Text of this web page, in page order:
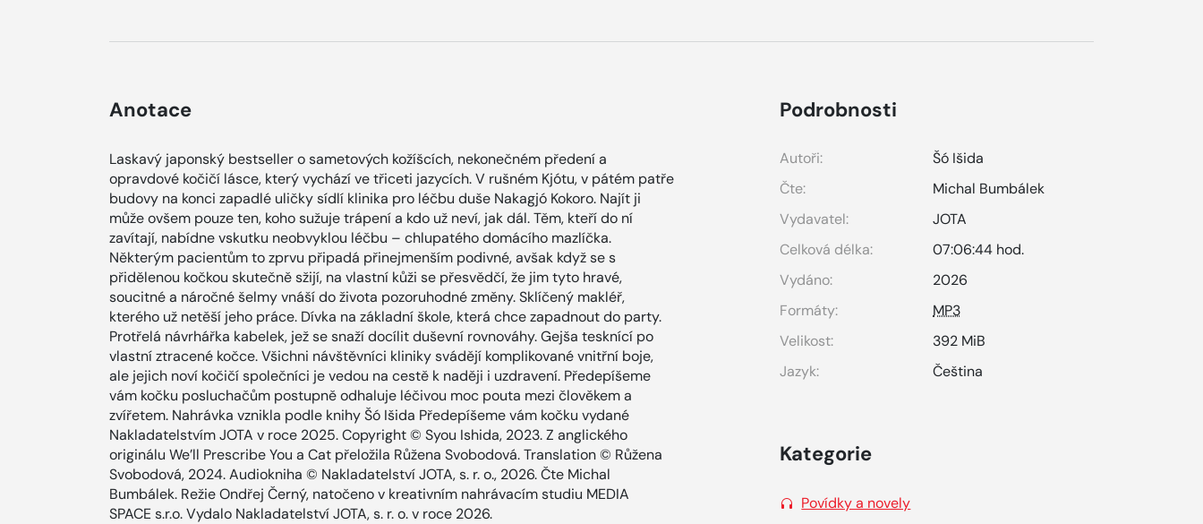
Anotace
Laskavý japonský bestseller o sametových kožíšcích, nekonečném předení a
opravdové kočičí lásce, který vychází ve třiceti jazycích. V rušném Kjótu, v pátém patře
budovy na konci zapadlé uličky sídlí klinika pro léčbu duše Nakagjó Kokoro. Najít ji
může ovšem pouze ten, koho sužuje trápení a kdo už neví, jak dál. Těm, kteří do ní
zavítají, nabídne vskutku neobvyklou léčbu – chlupatého domácího mazlíčka.
Některým pacientům to zprvu připadá přinejmenším podivné, avšak když se s
přidělenou kočkou skutečně sžijí, na vlastní kůži se přesvědčí, že jim tyto hravé,
soucitné a náročné šelmy vnáší do života pozoruhodné změny. Sklíčený makléř,
kterého už netěší jeho práce. Dívka na základní škole, která chce zapadnout do party.
Protřelá návrhářka kabelek, jež se snaží docílit duševní rovnováhy. Gejša tesknící po
vlastní ztracené kočce. Všichni návštěvníci kliniky svádějí komplikované vnitřní boje,
ale jejich noví kočičí společníci je vedou na cestě k naději i uzdravení. Předepíšeme
vám kočku posluchačům postupně odhaluje léčivou moc pouta mezi člověkem a
zvířetem. Nahrávka vznikla podle knihy Šó Išida Předepíšeme vám kočku vydané
Nakladatelstvím JOTA v roce 2025. Copyright © Syou Ishida, 2023. Z anglického
originálu We’ll Prescribe You a Cat přeložila Růžena Svobodová. Translation © Růžena
Svobodová, 2024. Audiokniha © Nakladatelství JOTA, s. r. o., 2026. Čte Michal
Bumbálek. Režie Ondřej Černý, natočeno v kreativním nahrávacím studiu MEDIA
SPACE s.r.o. Vydalo Nakladatelství JOTA, s. r. o. v roce 2026.
Podrobnosti
Autoři:
Šó Išida
Čte:
Michal Bumbálek
Vydavatel:
JOTA
Celková délka:
07:06:44 hod.
Vydáno:
2026
Formáty:
MP3
Velikost:
392 MiB
Jazyk:
Čeština
Kategorie
Povídky a novely